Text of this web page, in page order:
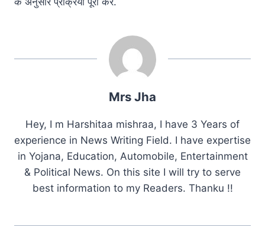
Mrs Jha
Hey, I m Harshitaa mishraa, I have 3 Years of
experience in News Writing Field. I have expertise
in Yojana, Education, Automobile, Entertainment
& Political News. On this site I will try to serve
best information to my Readers. Thanku !!